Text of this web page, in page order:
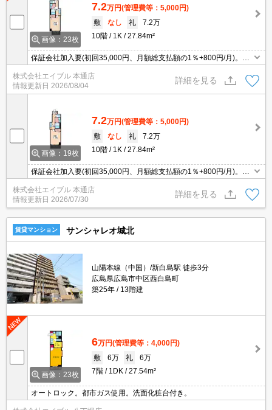
画像：23枚
7.2万円(管理費等：5,000円)
敷
なし 礼
7.2万
10階
1K 27.84m²
保証会社加入要(初回35,000円、月額総支払額の1％+800円/月)。追
焚き機能付バス。宅配ボックスあり。エレベーターあり。角部屋。
株式会社エイブル 本通店
情報更新日 2026/08/04
詳細を見る
画像：19枚
7.2万円(管理費等：5,000円)
敷
なし 礼
7.2万
10階
1K 27.84m²
保証会社加入要(初回35,000円、月額総支払額の1％+800円/月)。イ
ンターネット無料。追焚き機能付バス。角部屋。
株式会社エイブル 本通店
情報更新日 2026/07/30
詳細を見る
賃貸マンション サンシャレオ城北
山陽本線（中国）/新白島駅 徒歩3分
広島県広島市中区西白島町
築25年
13階建
画像：23枚
6万円(管理費等：4,000円)
敷
6万 礼
6万
7階
1DK 27.54m²
オートロック。都市ガス使用。洗面化粧台付き。